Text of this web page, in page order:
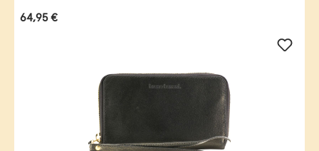
Regulärer Preis:
64,95 €